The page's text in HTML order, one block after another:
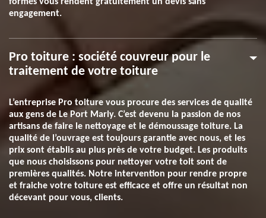
engagement.
Pro toiture : société couvreur pour le
traitement de votre toiture
L’entreprise Pro toiture vous procure des services de qualité
aux gens de Le Port Marly. C’est devenu la passion de nos
artisans de faire le nettoyage et le démoussage toiture. La
qualité de l’ouvrage est toujours garantie avec nous, et les
prix sont établis au plus près de votre budget. Les produits
que nous choisissons pour nettoyer votre toit sont de
premières qualités. Notre intervention pour rendre propre
et fraiche votre toiture est efficace et offre un résultat non
décevant pour vous, clients.